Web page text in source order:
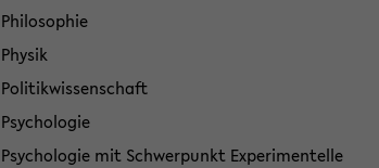
Philosophie
Physik
Politikwissenschaft
Psychologie
Psychologie mit Schwerpunkt Experimentelle